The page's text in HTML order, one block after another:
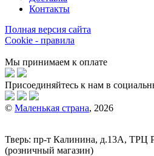
Контакты
Полная версия сайта
Cookie - правила
Мы принимаем к оплате
Присоединяйтесь к нам в
© Маленькая страна, 2026
Тверь: пр-т Калинина, д.13А, ТРЦ
(розничный магазин)